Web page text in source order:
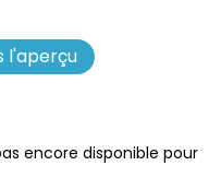
l'aperçu
encore disponible pour